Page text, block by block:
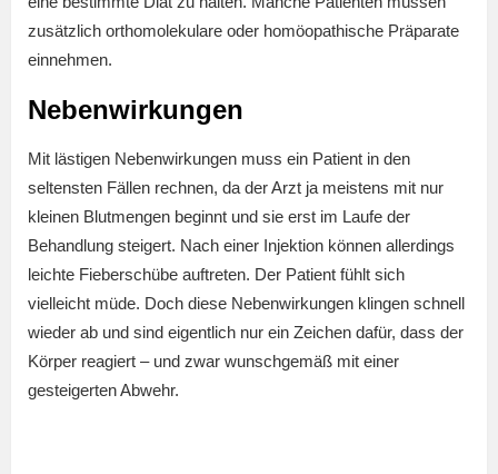
zusätzlich orthomolekulare oder homöopathische Präparate
einnehmen.
Nebenwirkungen
Mit lästigen Nebenwirkungen muss ein Patient in den
seltensten Fällen rechnen, da der Arzt ja meistens mit nur
kleinen Blutmengen beginnt und sie erst im Laufe der
Behandlung steigert. Nach einer Injektion können allerdings
leichte Fieberschübe auftreten. Der Patient fühlt sich
vielleicht müde. Doch diese Nebenwirkungen klingen schnell
wieder ab und sind eigentlich nur ein Zeichen dafür, dass der
Körper reagiert – und zwar wunschgemäß mit einer
gesteigerten Abwehr.